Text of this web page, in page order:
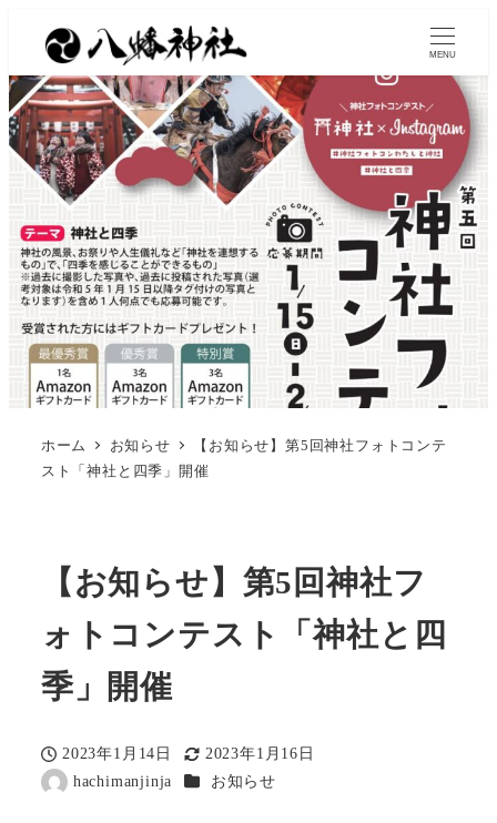
MENU
ホーム お知らせ
【お知らせ】第5回神社フォトコンテ
スト「神社と四季」開催
【お知らせ】第5回神社フ
ォトコンテスト「神社と四
季」開催
投稿日
2023年1月14日
更新日
2023年1月16日
著
hachimanjinja カテゴリー
お知らせ